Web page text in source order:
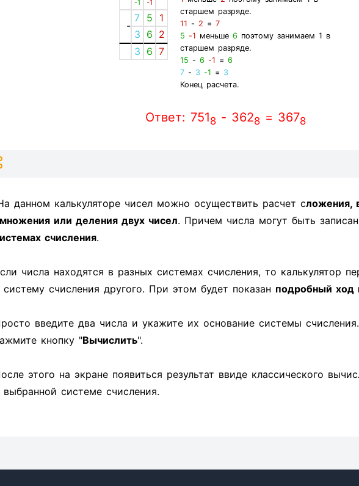
-1 -1
-
7 5
1
3 6 2
3 6 7
старшем разряде.
11 - 2 = 7
5 -1 меньше 6 поэтому занимаем 1 в
старшем разряде.
15 - 6 -1 = 6
7- 3 -1 = 3
Конец расчета.
Ответ: 7518 - 3628 = 3678
данном калькуляторе чисел можно осуществить расчет сложения,
или деления двух чисел. Причем числа могут быть
счисления.
числа находятся в разных системах счисления, то калькулятор
систему счисления другого. При этом будет показан подробный ход
введите два числа и укажите их основание системы
кнопку "Вычислить".
этого на экране появиться результат ввиде классического
выбранной системе счисления.